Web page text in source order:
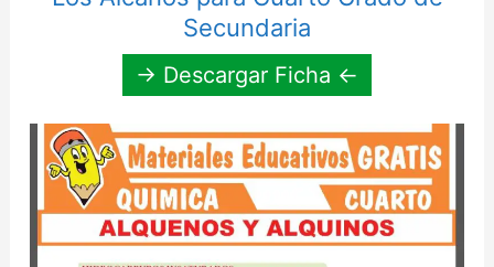
Secundaria
→ Descargar Ficha ←